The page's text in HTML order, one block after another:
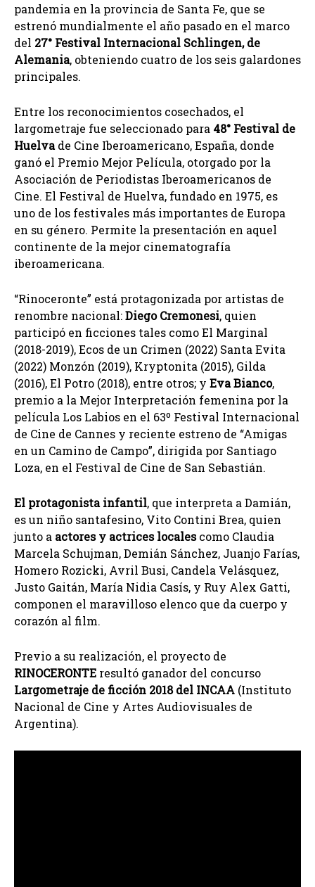
pandemia en la provincia de Santa Fe, que se
estrenó mundialmente el año pasado en el marco
del 27° Festival Internacional Schlingen, de
Alemania, obteniendo cuatro de los seis galardones
principales.
Entre los reconocimientos cosechados, el
largometraje fue seleccionado para 48° Festival de
Huelvade Cine Iberoamericano, España, donde
ganó el Premio Mejor Película, otorgado por la
Asociación de Periodistas Iberoamericanos de
Cine. El Festival de Huelva, fundado en 1975, es
uno de los festivales más importantes de Europa
en su género. Permite la presentación en aquel
continente de la mejor cinematografía
iberoamericana.
“Rinoceronte” está protagonizada por artistas de
renombre nacional:Diego Cremonesi, quien
participó en ficciones tales como El Marginal
(2018-2019), Ecos de un Crimen (2022) Santa Evita
(2022) Monzón (2019), Kryptonita (2015), Gilda
(2016), El Potro (2018), entre otros; y Eva Bianco,
premio a la Mejor Interpretación femenina por la
película Los Labios en el 63º Festival Internacional
de Cine de Cannes y reciente estreno de “Amigas
en un Camino de Campo”, dirigida por Santiago
Loza, en el Festival de Cine de San Sebastián.
El protagonista infantil, que interpreta a Damián,
es un niño santafesino, Vito Contini Brea, quien
junto a actores y actrices localescomo Claudia
Marcela Schujman, Demián Sánchez, Juanjo Farías,
Homero Rozicki, Avril Busi, Candela Velásquez,
Justo Gaitán, María Nidia Casís, y Ruy Alex Gatti,
componen el maravilloso elenco que da cuerpo y
corazón al film.
Previo a su realización, el proyecto de
RINOCERONTE resultó ganador del concurso
Largometraje de ficción 2018 del INCAA (Instituto
Nacional de Cine y Artes Audiovisuales de
Argentina).